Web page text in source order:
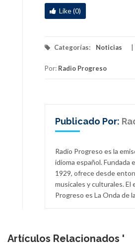
Like (0)
Categorías: Noticias
Por: Radio Progreso
Publicado Por:
Radio Progreso es la
idioma español. Fundada
1929, ofrece desde
musicales y culturales. El
Progreso es La Onda de
Artículos Relacionados '